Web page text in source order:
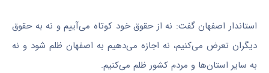
استاندار اصفهان گفت: نه از حقوق خود کوتاه می‌آییم و نه به حقوق
دیگران تعرض می‌کنیم، نه اجازه می‌دهیم به اصفهان ظلم شود و نه
به سایر استان‌ها و مردم کشور ظلم می‌کنیم.